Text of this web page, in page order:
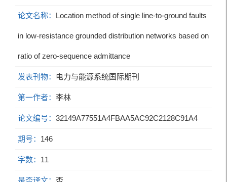
论文名称： Location method of single line-to-ground faults
in low-resistance grounded distribution networks based on
ratio of zero-sequence admittance
发表刊物： 电力与能源系统国际期刊
第一作者： 李林
论文编号： 32149A77551A4FBAA5AC92C2128C91A4
期号： 146
字数： 11
是否译文： 否